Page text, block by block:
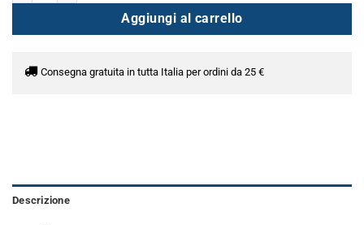
Aggiungi al carrello
Consegna gratuita in tutta Italia per ordini da 25 €
Descrizione